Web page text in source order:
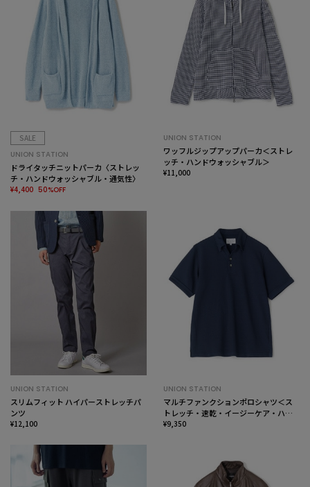
SALE
UNION STATION
ドライタッチニットパーカ〈ストレッ
チ・ハンドウォッシャブル・通気性〉
¥4,400 50%OFF
UNION STATION
ワッフルジップアップパーカ＜ストレ
ッチ・ハンドウォッシャブル＞
¥11,000
UNION STATION
スリムフィット ハイパーストレッチパ
ンツ
¥12,100
UNION STATION
マルチファンクションポロシャツ＜ス
トレッチ・速乾・イージーケア・ハン
ドウォッシャブル・UVカット・ 抗菌・
¥9,350